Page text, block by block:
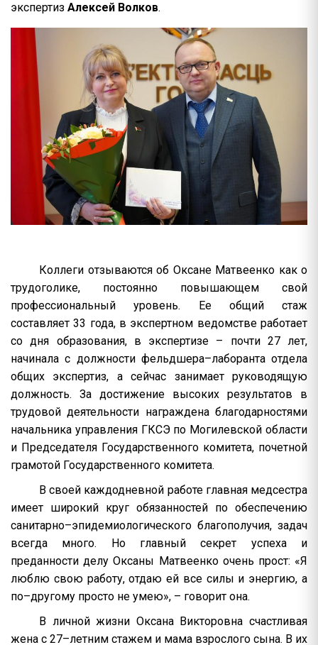
экспертиз Алексей Волков.
Коллеги отзываются об Оксане Матвеенко как о
трудоголике, постоянно повышающем свой
профессиональный уровень. Ее общий стаж
составляет 33 года, в экспертном ведомстве работает
со дня образования, в экспертизе – почти 27 лет,
начинала с должности фельдшера–лаборанта отдела
общих экспертиз, а сейчас занимает руководящую
должность. За достижение высоких результатов в
трудовой деятельности награждена благодарностями
начальника управления ГКСЭ по Могилевской области
и Председателя Государственного комитета, почетной
грамотой Государственного комитета.
В своей каждодневной работе главная медсестра
имеет широкий круг обязанностей по обеспечению
санитарно–эпидемиологического благополучия, задач
всегда много. Но главный секрет успеха и
преданности делу Оксаны Матвеенко очень прост: «Я
люблю свою работу, отдаю ей все силы и энергию, а
по–другому просто не умею», – говорит она.
В личной жизни Оксана Викторовна счастливая
жена с 27–летним стажем и мама взрослого сына. В их